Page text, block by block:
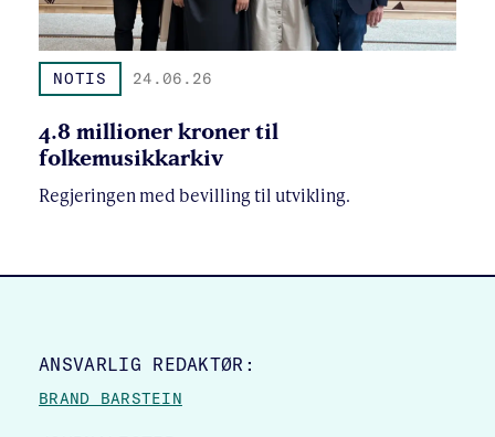
NOTIS 24.06.26
4.8 millioner kroner til
folkemusikkarkiv
Regjeringen med bevilling til utvikling.
SITE FOOTER
ANSVARLIG REDAKTØR:
BRAND BARSTEIN